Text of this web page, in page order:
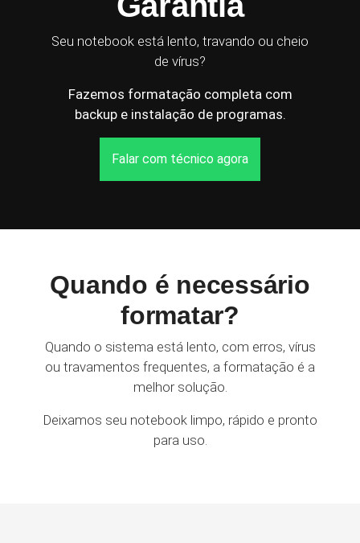
Seu notebook está lento, travando ou cheio
de vírus?
Fazemos formatação completa com
backup e instalação de programas.
Falar com técnico agora
Quando é necessário
formatar?
Quando o sistema está lento, com erros, vírus
ou travamentos frequentes, a formatação é a
melhor solução.
Deixamos seu notebook limpo, rápido e pronto
para uso.